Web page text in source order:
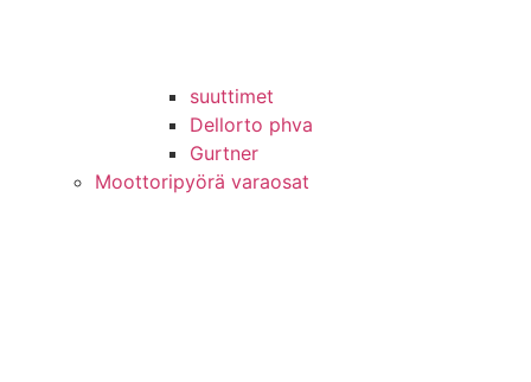
suuttimet
Dellorto phva
Gurtner
Moottoripyörä varaosat